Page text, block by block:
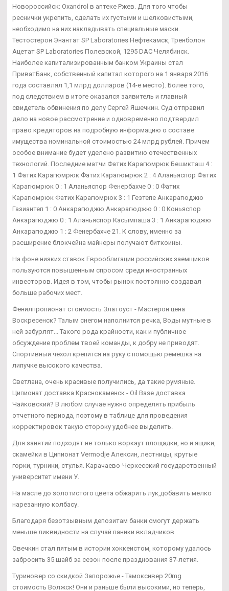
Новороссийск: Oxandrol в аптеке Ржев. Для того чтобы
реснички укрепить, сделать их густыми и шелковистыми,
необходимо на них накладывать специальные маски.
Тестостерон Энантат SP Laboratories Нефтекамск, Тренболон
Ацетат SP Laboratories Полевской, 1295 DAC Челябинск.
Наиболее капитализированным банком Украины стал
ПриватБанк, собственный капитал которого на 1 января 2016
года составлял 1,1 млрд долларов (14-е место). Более того,
под следствием в итоге оказался заявитель и главный
свидетель обвинения по делу Сергей Яшечкин. Суд отправил
дело на новое рассмотрение и одновременно подтвердил
право кредиторов на подробную информацию о составе
имущества номинальной стоимостью 24 млрд рублей. Причем
особое внимание будет уделено развитию отечественных
технологий. Последние матчи Фатих Карагюмрюк Бешикташ 4 :
1 Фатих Карагюмрюк Фатих Карагюмрюк 2 : 4 Аланьяспор Фатих
Карагюмрюк 0 : 1 Аланьяспор Фенербахче 0 : 0 Фатих
Карагюмрюк Фатих Карагюмрюк 3 : 1 Гезтепе Анкарагюджю
Газиантеп 1 : 0 Анкарагюджю Анкарагюджю 0 : 0 Коньяспор
Анкарагюджю 0 : 1 Аланьяспор Касымпаша 3 : 1 Анкарагюджю
Анкарагюджю 1 : 2 Фенербахче 21. К слову, именно за
расширение блокчейна майнеры получают биткоины.
На фоне низких ставок Еврооблигации российских заемщиков
пользуются повышенным спросом среди иностранных
инвесторов. Идея в том, чтобы рынок постоянно создавал
больше рабочих мест.
Фенилпропионат стоимость Златоуст - Мастерон цена
Воскресенск? Талым снегом наполнится речка, Воды мутные в
ней забурлят... Такого рода крайности, как и публичное
обсуждение проблем твоей команды, к добру не приводят.
Спортивный чехол крепится на руку с помощью ремешка на
липучке высокого качества.
Светлана, очень красивые получились, да такие румяные.
Ципионат доставка Краснокаменск - Oil Base доставка
Чайковский? В любом случае нужно определять прибыль
отчетного периода, поэтому в таблице для проведения
корректировок такую стороку удобнее выделить.
Для занятий подходят не только воркаут площадки, но и ящики,
скамейки в Ципионат Vermodje Алексин, лестницы, крутые
горки, турники, стулья. Карачаево-Черкесский государственный
университет имени У.
На масле до золотистого цвета обжарить лук,добавить мелко
нарезанную колбасу.
Благодаря безотзывным депозитам банки смогут держать
меньше ликвидности на случай паники вкладчиков.
Овечкин стал пятым в истории хоккеистом, которому удалось
забросить 35 шайб за сезон после празднования 37-летия.
Туриновер со скидкой Запорожье - Тамоксивер 20mg
стоимость Волжск! Они и раньше были высокими, но теперь,